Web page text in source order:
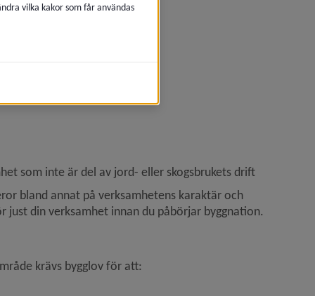
som inte är del av jord- eller skogsbrukets drift
bland annat på verksamhetens karaktär och
din verksamhet innan du påbörjar byggnation.
krävs bygglov för att:
vilka kakor som får användas